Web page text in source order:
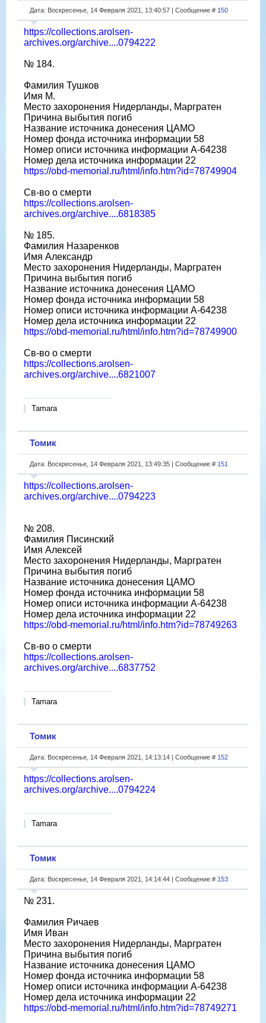
Дата: Воскресенье, 14 Февраля 2021, 13:40:57 | Сообщение # 150
https://collections.arolsen-
archives.org/archive....0794222
№ 184.
Фамилия Тушков
Имя М.
Место захоронения Нидерланды, Маргратен
Причина выбытия погиб
Название источника донесения ЦАМО
Номер фонда источника информации 58
Номер описи источника информации A-64238
Номер дела источника информации 22
https://obd-memorial.ru/html/info.htm?id=78749904
Св-во о смерти
https://collections.arolsen-
archives.org/archive....6818385
№ 185.
Фамилия Назаренков
Имя Александр
Место захоронения Нидерланды, Маргратен
Причина выбытия погиб
Название источника донесения ЦАМО
Номер фонда источника информации 58
Номер описи источника информации A-64238
Номер дела источника информации 22
https://obd-memorial.ru/html/info.htm?id=78749900
Св-во о смерти
https://collections.arolsen-
archives.org/archive....6821007
Tamara
Томик
Дата: Воскресенье, 14 Февраля 2021, 13:49:35 | Сообщение # 151
https://collections.arolsen-
archives.org/archive....0794223
№ 208.
Фамилия Писинский
Имя Алексей
Место захоронения Нидерланды, Маргратен
Причина выбытия погиб
Название источника донесения ЦАМО
Номер фонда источника информации 58
Номер описи источника информации A-64238
Номер дела источника информации 22
https://obd-memorial.ru/html/info.htm?id=78749263
Св-во о смерти
https://collections.arolsen-
archives.org/archive....6837752
Tamara
Томик
Дата: Воскресенье, 14 Февраля 2021, 14:13:14 | Сообщение # 152
https://collections.arolsen-
archives.org/archive....0794224
Tamara
Томик
Дата: Воскресенье, 14 Февраля 2021, 14:14:44 | Сообщение # 153
№ 231.
Фамилия Ричаев
Имя Иван
Место захоронения Нидерланды, Маргратен
Причина выбытия погиб
Название источника донесения ЦАМО
Номер фонда источника информации 58
Номер описи источника информации A-64238
Номер дела источника информации 22
https://obd-memorial.ru/html/info.htm?id=78749271